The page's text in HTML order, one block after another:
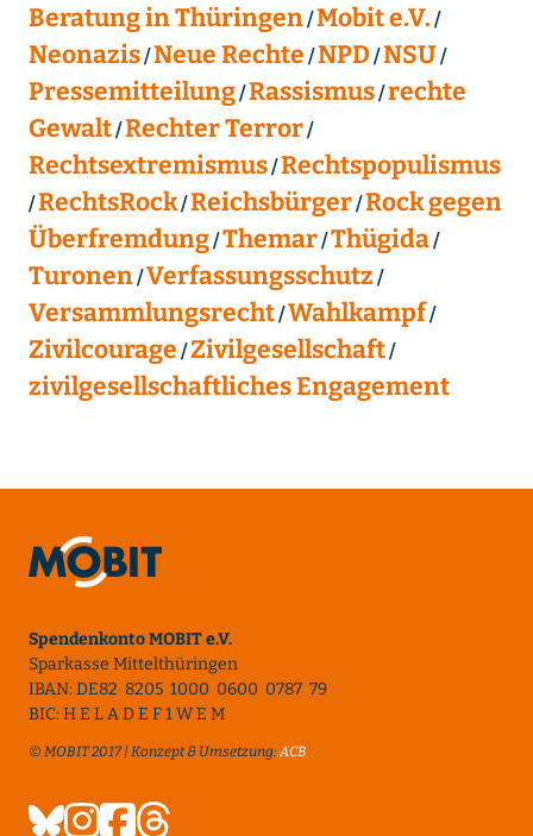
Beratung in Thüringen Mobit e.V.
Neonazis Neue Rechte NPD NSU
Pressemitteilung Rassismus rechte
Gewalt Rechter Terror
Rechtsextremismus Rechtspopulismus
RechtsRock Reichsbürger Rock gegen
Überfremdung Themar Thügida
Turonen Verfassungsschutz
Versammlungsrecht Wahlkampf
Zivilcourage Zivilgesellschaft
zivilgesellschaftliches Engagement
Spendenkonto MOBIT e.V.
Sparkasse Mittelthüringen
IBAN: DE82 8205 1000 0600 0787 79
BIC: H E L A D E F 1 W E M
© MOBIT 2017 | Konzept & Umsetzung:ACB